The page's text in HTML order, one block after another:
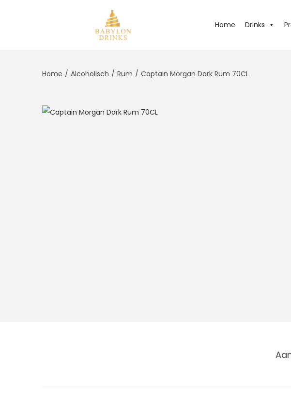
Home Drinks
Home / Alcoholisch / Rum / Captain Morgan Dark Rum 70CL